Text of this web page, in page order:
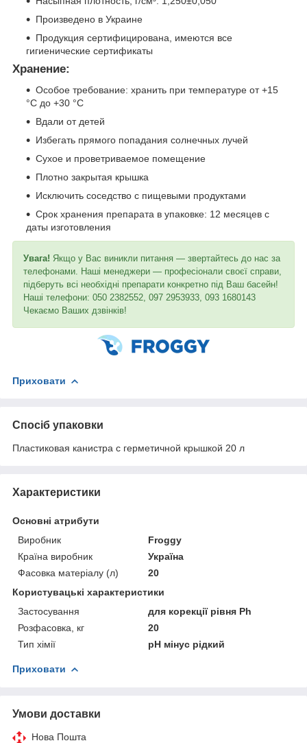
Произведено в Украине
Продукция сертифицирована, имеются все
гигиенические сертификаты
Хранение:
Особое требование: хранить при температуре от +15
°C до +30 °C
Вдали от детей
Избегать прямого попадания солнечных лучей
Сухое и проветриваемое помещение
Плотно закрытая крышка
Исключить соседство с пищевыми продуктами
Срок хранения препарата в упаковке: 12 месяцев с
даты изготовления
Увага! Якщо у Вас виникли питання — звертайтесь до нас за
телефонами. Наші менеджери — професіонали своєї справи,
підберуть всі необхідні препарати конкретно під Ваш басейн!
Наші телефони: 050 2382552, 097 2953933, 093 1680143
Чекаємо Ваших дзвінків!
Приховати
Спосіб упаковки
Пластиковая канистра с герметичной крышкой 20 л
Характеристики
Основні атрибути
Виробник
Froggy
Країна виробник
Україна
Фасовка матеріалу (л)
20
Користувацькі характеристики
Застосування
для корекції рівня Ph
Розфасовка, кг
20
Тип хімії
pH мінус рідкий
Приховати
Умови доставки
Нова Пошта